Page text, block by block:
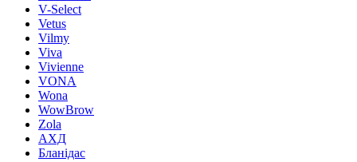
V-Select
Vetus
Vilmy
Viva
Vivienne
VONA
Wona
WowBrow
Zola
АХД
Бланідас